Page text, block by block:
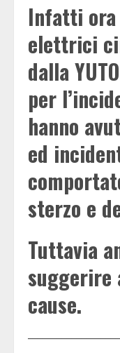
Infatti ora
elettrici
dalla
per
hanno
ed
sterzo e
Tuttavia
suggerire
cause.